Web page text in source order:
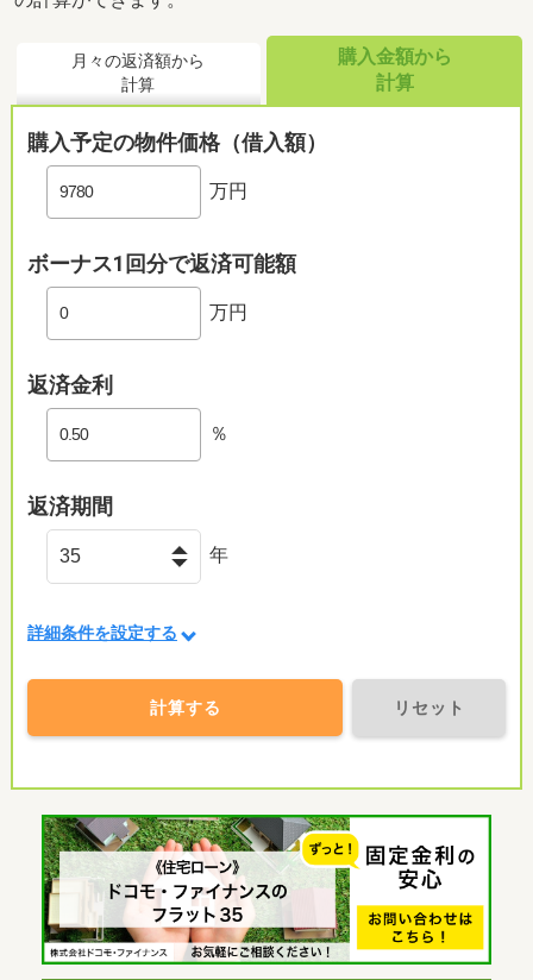
月々の返済額から
計算
購入金額から
計算
購入予定の物件価格（借入額）
万円
ボーナス1回分で返済可能額
万円
返済金利
％
返済期間
年
詳細条件を設定する
計算する リセット